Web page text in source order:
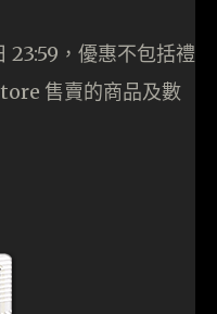
23:59，優惠不包括禮
售賣的商品及數